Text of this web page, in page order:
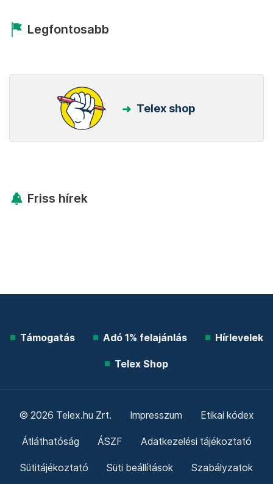
Legfontosabb
Telex shop
Friss hírek
Támogatás Adó 1% felajánlás Hírlevelek
Telex Shop
© 2026 Telex.hu Zrt. Impresszum Etikai kódex
Átláthatóság ÁSZF Adatkezelési tájékoztató
Sütitájékoztató Süti beállítások Szabályzatok